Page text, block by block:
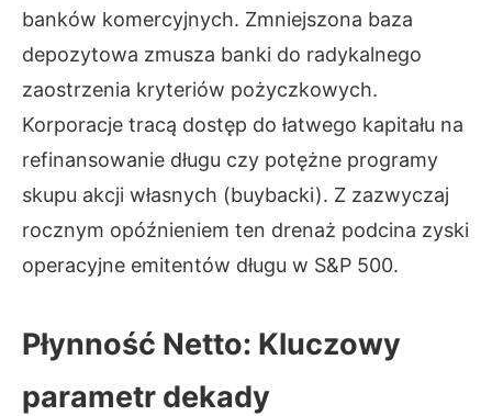
banków komercyjnych. Zmniejszona baza
depozytowa zmusza banki do radykalnego
zaostrzenia kryteriów pożyczkowych.
Korporacje tracą dostęp do łatwego kapitału na
refinansowanie długu czy potężne programy
skupu akcji własnych (buybacki). Z zazwyczaj
rocznym opóźnieniem ten drenaż podcina zyski
operacyjne emitentów długu w S&P 500.
Płynność Netto: Kluczowy
parametr dekady